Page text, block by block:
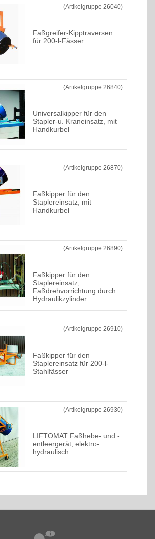
(Artikelgruppe 26040)
Faßgreifer-Kipptraversen
für 200-l-Fässer
(Artikelgruppe 26840)
Universalkipper für den
Stapler-u. Kraneinsatz, mit
Handkurbel
(Artikelgruppe 26870)
Faßkipper für den
Staplereinsatz, mit
Handkurbel
(Artikelgruppe 26890)
Faßkipper für den
Staplereinsatz,
Faßdrehvorrichtung durch
Hydraulikzylinder
(Artikelgruppe 26910)
Faßkipper für den
Staplereinsatz für 200-l-
Stahlfässer
(Artikelgruppe 26930)
LIFTOMAT Faßhebe- und -
entleergerät, elektro-
hydraulisch